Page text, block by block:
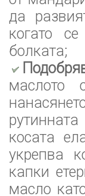
да
когато
болката;
маслото
косата
укрепва
капки
масло